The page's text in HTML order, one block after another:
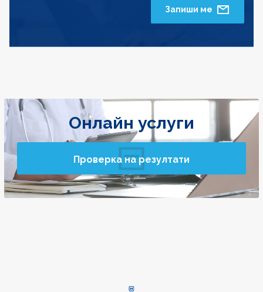
Запиши ме
Онлайн услуги
Проверка на резултати